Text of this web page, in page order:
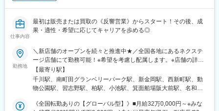
田駅、香里園駅、萩原天神駅、寝屋川市駅、摂津駅、土師ノ里
駅、箕面萱野駅、宮之阪駅、西新町駅、道場南口駅、土山駅、出
東山公園駅(鳥取県)、東松江駅(島根県)、清輝橋駅、福井駅(岡山
県)、早島駅、安芸中野駅、山陽女学園前駅、牛田駅(広島県)、神
辺駅、東福山駅、山口駅(山口県)、防府駅、吉成駅、丸亀駅、円座
駅、土橋駅(愛媛県)、知寄町二丁目駅、水城駅、新宮中央駅、笹原
駅、竹下駅、折尾駅、室見駅、門司駅、佐賀駅、道ノ尾駅、幸
駅、平成駅、竜田口駅、鶴崎駅、南大分駅、南延岡駅、日向住吉
駅、上塩屋駅、てだこ浦西駅、浦添前田駅、赤嶺駅、放出駅、偕
楽園駅、荒尾駅(岐阜県)、長泉なめり駅、小池駅、名和駅(愛知
仕事内容
最初は販売または買取の《反響営業》からスタート！その後、成
果・適性・希望に応じてキャリアを歩める◎
勤務地
＼新店舗のオープンを続々と推進中★／全国各地にあるネクステ
ージ店舗にて勤務可能！※希望を考慮し配属します。※店舗の詳細
については下記＜勤務地一覧＞をご確認ください。＜ 働き方の
選択が可能です！ ＞ネクステージでは3つの働き方があります。
1、全国転勤ありの『グローバル型』2、近隣エリア内の『中域
りますが、ご自身のライフスタイルや理想のキャリアに合わせ
【最寄り駅】
千川駅、南町田グランベリーパーク駅、新金岡駅、西新町駅、動
物公園駅、習志野駅、柏駅、小池駅、箕面船場阪大前駅、名和駅
(愛知県)、矢向駅、幕張駅、センター南駅、寝屋川市駅、植田駅
《全国転勤ありの【グローバル型】》■月給32万0,000円～※みな